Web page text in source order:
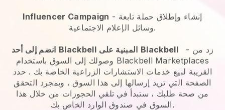
Influencer Campaign - إنشاء وإطلاق حملة تابعة
وسائل الإعلام الاجتماعية.
انضم إلى أحد Blackbell المبنية على Blackbell - زد من
وصولك إلى السوق باستخدام Blackbell Marketplaces
القريبة لبيع خدمات الاستشارات الزراعية الخاصة بك . حدد
الصفحة التي تريد إرسالها إلى هذا السوق ، وبمجرد التحقق
من صحة طلبك ، ستبدأ في تلقي الحجوزات من خلال هذا
السوق في صندوق الوارد الخاص بك.